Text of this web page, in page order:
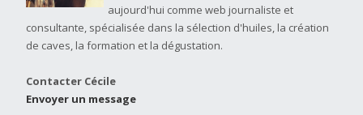
aujourd'hui comme web journaliste et
consultante, spécialisée dans la sélection d'huiles, la création
de caves, la formation et la dégustation.
Contacter Cécile
Envoyer un message